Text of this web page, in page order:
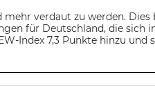
verdaut zu werden. Dies
für Deutschland, die sich
Index 7,3 Punkte hinzu